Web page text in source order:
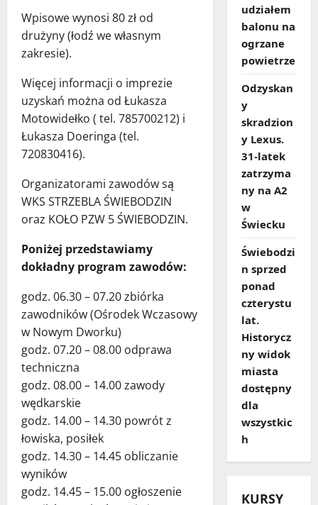
Wpisowe wynosi 80 zł od
drużyny (łodź we własnym
zakresie).
Więcej informacji o imprezie
uzyskań można od Łukasza
Motowidełko ( tel. 785700212) i
Łukasza Doeringa (tel.
720830416).
Organizatorami zawodów są
WKS STRZEBLA ŚWIEBODZIN
oraz KOŁO PZW 5 ŚWIEBODZIN.
Poniżej przedstawiamy
dokładny program zawodów:
godz. 06.30 – 07.20 zbiórka
zawodników (Ośrodek Wczasowy
w Nowym Dworku)
godz. 07.20 – 08.00 odprawa
techniczna
godz. 08.00 – 14.00 zawody
wędkarskie
godz. 14.00 – 14.30 powrót z
łowiska, posiłek
godz. 14.30 – 14.45 obliczanie
wyników
godz. 14.45 – 15.00 ogłoszenie
udziałem
balonu na
ogrzane
powietrze
Odzyskan
y
skradzion
y Lexus.
31‑latek
zatrzyma
ny na A2
w
Świecku
Świebodzi
n sprzed
ponad
czterystu
lat.
Historycz
ny widok
miasta
dostępny
dla
wszystkic
h
KURSY